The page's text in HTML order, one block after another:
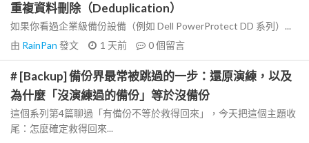
重複資料刪除（Deduplication）
如果你看過企業級備份設備（例如 Dell PowerProtect DD 系列）...
由 RainPan 發文 1 天前 0個留言
# [Backup] 備份界最常被跳過的一步：還原演練，以及
為什麼「沒演練過的備份」等於沒備份
這個系列第4篇聊過「有備份不等於救得回來」，今天把這個主題收
尾：怎麼確定救得回來...